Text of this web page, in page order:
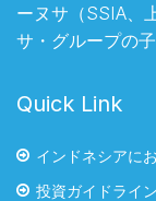
ーヌサ（SSIA、
サ・グループの子
Quick Link
インドネシアに
投資ガイドライン